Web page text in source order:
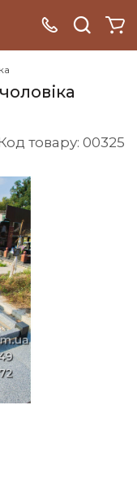
товару: 00325